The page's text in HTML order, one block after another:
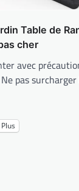
Table de
cher
avec
pas
Plus